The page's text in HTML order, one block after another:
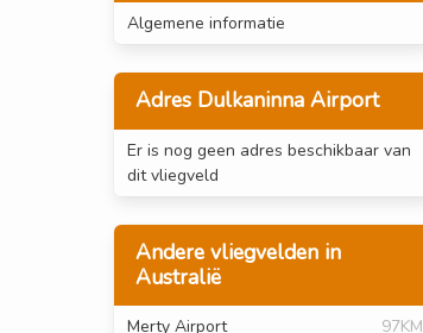
Algemene informatie
Adres Dulkaninna Airport
Er is nog geen adres beschikbaar van
dit vliegveld
Andere vliegvelden in
Australië
Merty Airport
97KM